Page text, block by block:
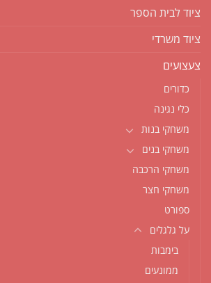
ציוד לבית הספר
ציוד משרדי
צעצועים
כדורים
כלי נגינה
משחקי בנות
משחקי בנים
משחקי הרכבה
משחקי חצר
ספורט
על גלגלים
בימבות
ממונעים